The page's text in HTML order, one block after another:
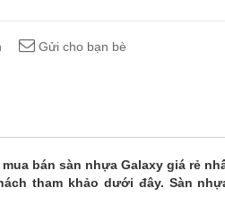
Gửi cho bạn bè
bán sàn nhựa Galaxy giá rẻ
tham khảo dưới đây. Sàn